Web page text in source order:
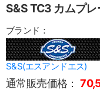
S&S TC3 カムプ
ブランド：
S&S(エスアンドエス)
通常販売価格：